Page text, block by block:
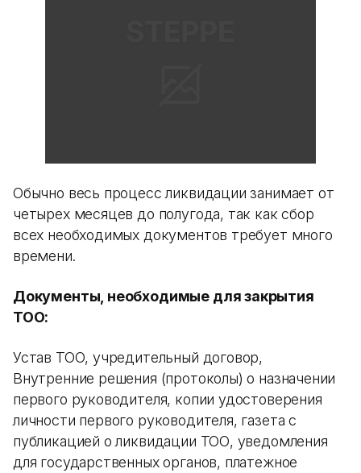
Обычно весь процесс ликвидации занимает от
четырех месяцев до полугода, так как сбор
всех необходимых документов требует много
времени.
Документы, необходимые для закрытия
ТОО:
Устав ТОО, учредительный договор,
Внутренние решения (протоколы) о назначении
первого руководителя, копии удостоверения
личности первого руководителя, газета с
публикацией о ликвидации ТОО, уведомления
для государственных органов, платежное